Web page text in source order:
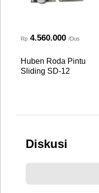
Rp 4.560.000 /Dus
Huben Roda Pintu
Sliding SD-12
Diskusi